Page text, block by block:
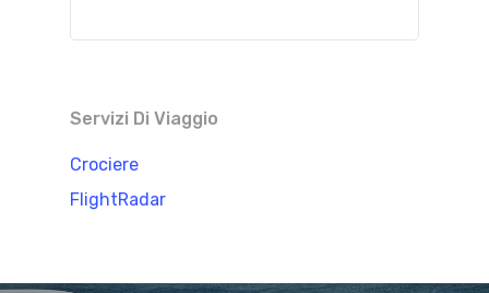
Servizi Di Viaggio
Crociere
FlightRadar